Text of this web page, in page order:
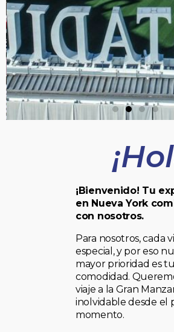
¡Bienvenido! Tu
en Nueva York
con nosotros.
Para nosotros, cada
especial, y por eso
mayor prioridad es tu
comodidad.
viaje a la Gran
inolvidable desde el
momento.